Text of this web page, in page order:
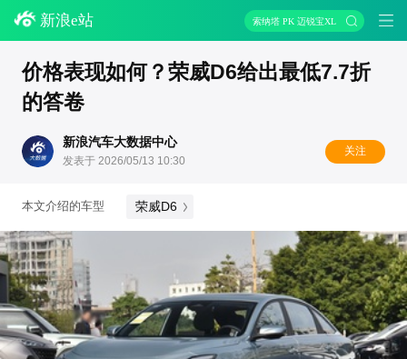
新浪e站 索纳塔 PK 迈锐宝XL
价格表现如何？荣威D6给出最低7.7折
的答卷
新浪汽车大数据中心
发表于 2026/05/13 10:30
关注
本文介绍的车型 荣威D6